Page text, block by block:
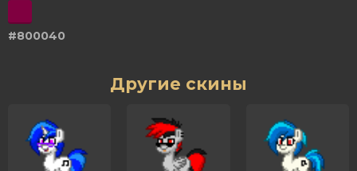
#800040
Другие скины